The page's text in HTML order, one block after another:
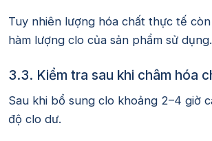
Tuy nhiên lượng hóa chất thực tế
hàm lượng clo của sản phẩm sử dụng.
3.3. Kiểm tra sau khi châm hóa
Sau khi bổ sung clo khoảng 2–4 giờ
độ clo dư.